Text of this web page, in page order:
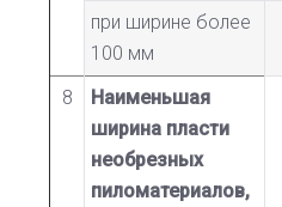
при ширине более
100 мм
8
Наименьшая
ширина пласти
необрезных
пиломатериалов,